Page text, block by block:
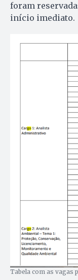
foram
início imediato.
Tabela com as vagas